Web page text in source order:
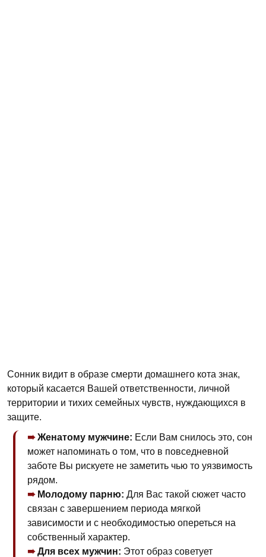
Сонник видит в образе смерти домашнего кота знак,
который касается Вашей ответственности, личной
территории и тихих семейных чувств, нуждающихся в
защите.
Женатому мужчине: Если Вам снилось это, сон
может напоминать о том, что в повседневной
заботе Вы рискуете не заметить чью то уязвимость
рядом.
Молодому парню: Для Вас такой сюжет часто
связан с завершением периода мягкой
зависимости и с необходимостью опереться на
собственный характер.
Для всех мужчин: Этот образ советует